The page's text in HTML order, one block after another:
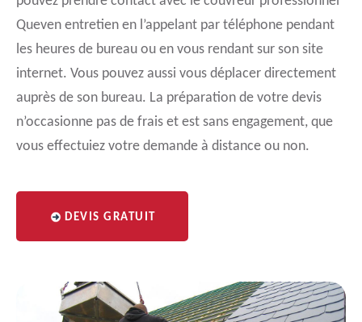
Queven entretien en l’appelant par téléphone pendant
les heures de bureau ou en vous rendant sur son site
internet. Vous pouvez aussi vous déplacer directement
auprès de son bureau. La préparation de votre devis
n’occasionne pas de frais et est sans engagement, que
vous effectuiez votre demande à distance ou non.
DEVIS GRATUIT